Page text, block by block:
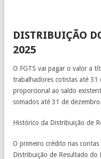
DISTRIBUIÇÃO
2025
O FGTS vai pagar o valor a
trabalhadores cotistas até
proporcional ao saldo
somados até 31 de dezembro.
Histórico da Distribuição de
O primeiro crédito nas
Distribuição de Resultado do